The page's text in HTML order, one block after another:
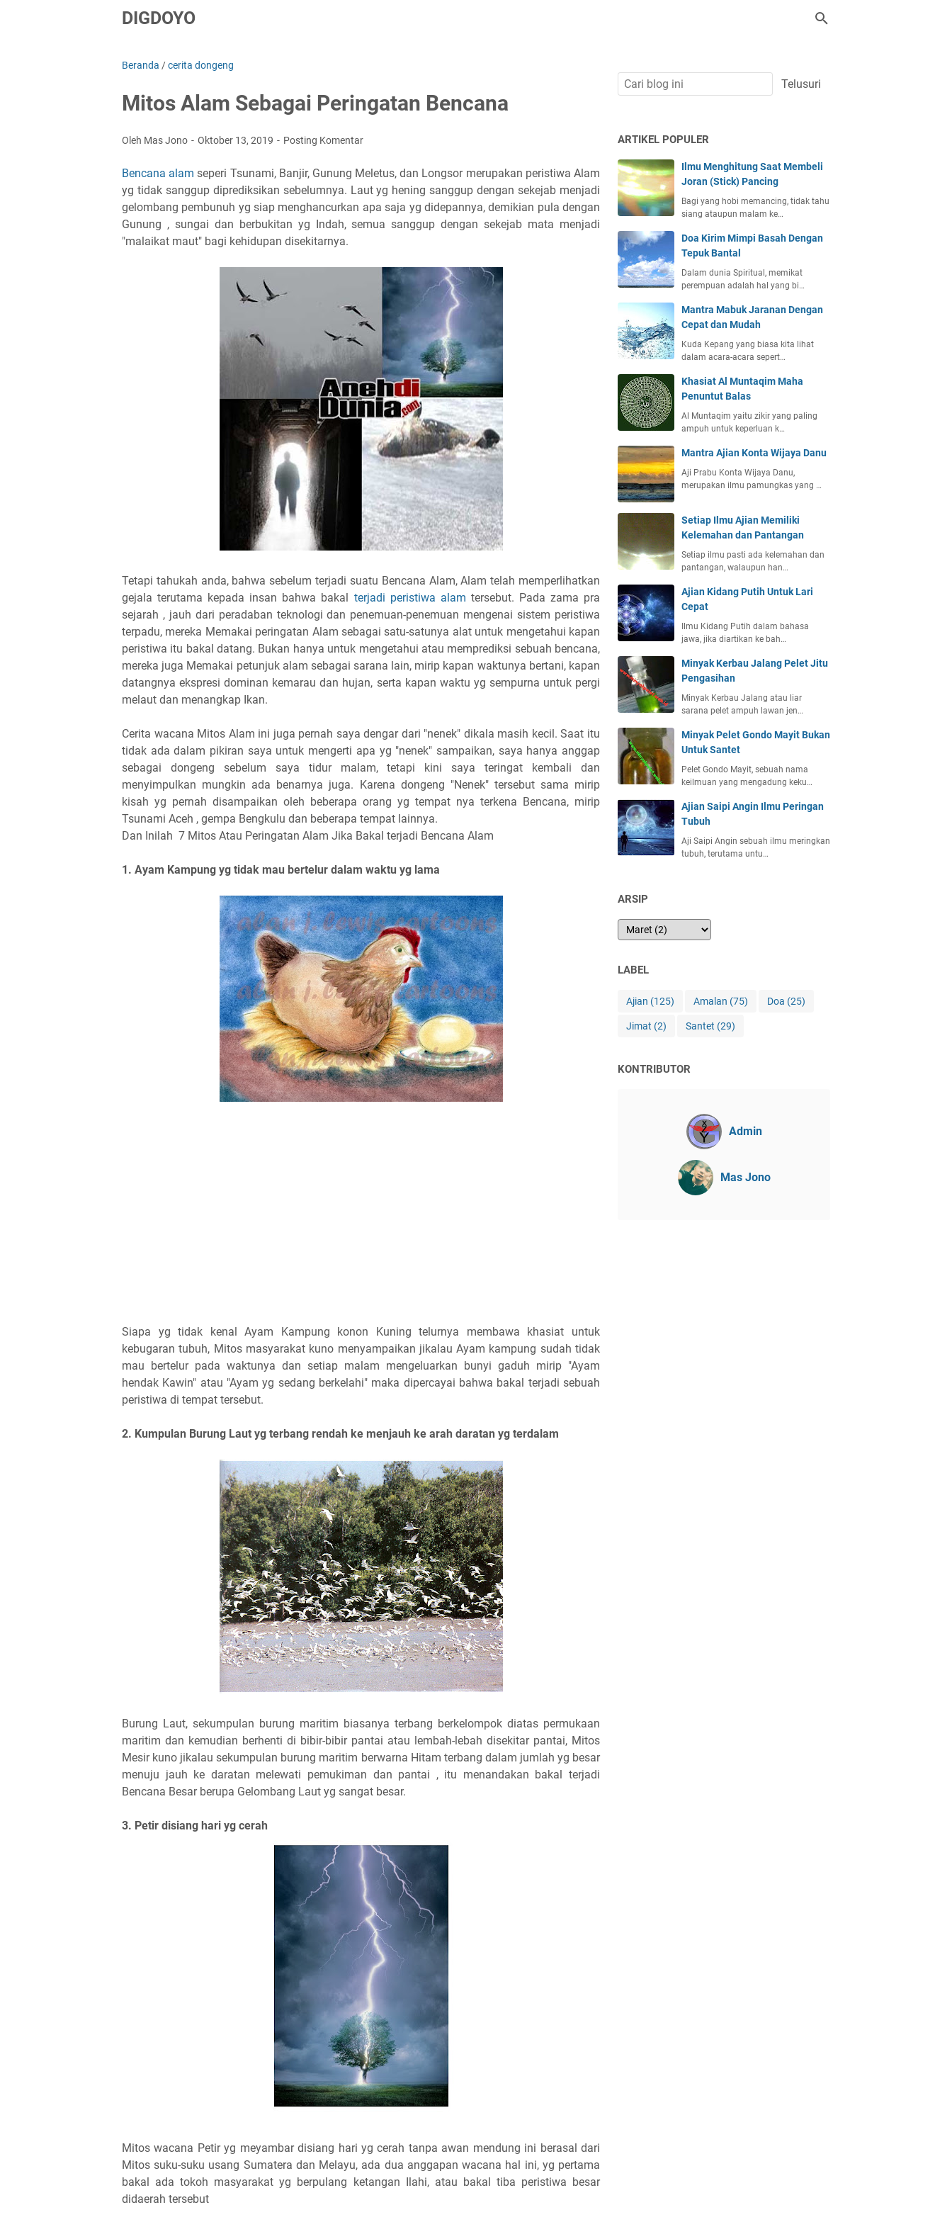
DIGDOYO
Beranda /cerita dongeng
Mitos Alam Sebagai Peringatan Bencana
Oleh Mas Jono Oktober 13, 2019 Posting Komentar
Bencana alam seperi Tsunami, Banjir, Gunung Meletus, dan Longsor merupakan peristiwa Alam
yg tidak sanggup diprediksikan sebelumnya. Laut yg hening sanggup dengan sekejab menjadi
gelombang pembunuh yg siap menghancurkan apa saja yg didepannya, demikian pula dengan
Gunung , sungai dan berbukitan yg Indah, semua sanggup dengan sekejab mata menjadi
"malaikat maut" bagi kehidupan disekitarnya.
Tetapi tahukah anda, bahwa sebelum terjadi suatu Bencana Alam, Alam telah memperlihatkan
gejala terutama kepada insan bahwa bakal terjadi peristiwa alam tersebut. Pada zama pra
sejarah , jauh dari peradaban teknologi dan penemuan-penemuan mengenai sistem peristiwa
terpadu, mereka Memakai peringatan Alam sebagai satu-satunya alat untuk mengetahui kapan
peristiwa itu bakal datang. Bukan hanya untuk mengetahui atau memprediksi sebuah bencana,
mereka juga Memakai petunjuk alam sebagai sarana lain, mirip kapan waktunya bertani, kapan
datangnya ekspresi dominan kemarau dan hujan, serta kapan waktu yg sempurna untuk pergi
melaut dan menangkap Ikan.
Cerita wacana Mitos Alam ini juga pernah saya dengar dari "nenek" dikala masih kecil. Saat itu
tidak ada dalam pikiran saya untuk mengerti apa yg "nenek" sampaikan, saya hanya anggap
sebagai dongeng sebelum saya tidur malam, tetapi kini saya teringat kembali dan
menyimpulkan mungkin ada benarnya juga. Karena dongeng "Nenek" tersebut sama mirip
kisah yg pernah disampaikan oleh beberapa orang yg tempat nya terkena Bencana, mirip
Tsunami Aceh , gempa Bengkulu dan beberapa tempat lainnya.
Dan Inilah 7 Mitos Atau Peringatan Alam Jika Bakal terjadi Bencana Alam
1. Ayam Kampung yg tidak mau bertelur dalam waktu yg lama
Siapa yg tidak kenal Ayam Kampung konon Kuning telurnya membawa khasiat untuk
kebugaran tubuh, Mitos masyarakat kuno menyampaikan jikalau Ayam kampung sudah tidak
mau bertelur pada waktunya dan setiap malam mengeluarkan bunyi gaduh mirip "Ayam
hendak Kawin" atau "Ayam yg sedang berkelahi" maka dipercayai bahwa bakal terjadi sebuah
peristiwa di tempat tersebut.
2. Kumpulan Burung Laut yg terbang rendah ke menjauh ke arah daratan yg terdalam
Burung Laut, sekumpulan burung maritim biasanya terbang berkelompok diatas permukaan
maritim dan kemudian berhenti di bibir-bibir pantai atau lembah-lebah disekitar pantai, Mitos
Mesir kuno jikalau sekumpulan burung maritim berwarna Hitam terbang dalam jumlah yg besar
menuju jauh ke daratan melewati pemukiman dan pantai , itu menandakan bakal terjadi
Bencana Besar berupa Gelombang Laut yg sangat besar.
3. Petir disiang hari yg cerah
Mitos wacana Petir yg meyambar disiang hari yg cerah tanpa awan mendung ini berasal dari
Mitos suku-suku usang Sumatera dan Melayu, ada dua anggapan wacana hal ini, yg pertama
bakal ada tokoh masyarakat yg berpulang ketangan Ilahi, atau bakal tiba peristiwa besar
didaerah tersebut
ARTIKEL POPULER
Ilmu Menghitung Saat Membeli
Joran (Stick) Pancing
Bagi yang hobi memancing, tidak tahu
siang ataupun malam ke…
Doa Kirim Mimpi Basah Dengan
Tepuk Bantal
Dalam dunia Spiritual, memikat
perempuan adalah hal yang bi…
Mantra Mabuk Jaranan Dengan
Cepat dan Mudah
Kuda Kepang yang biasa kita lihat
dalam acara-acara sepert…
Khasiat Al Muntaqim Maha
Penuntut Balas
Al Muntaqim yaitu zikir yang paling
ampuh untuk keperluan k…
Mantra Ajian Konta Wijaya Danu
Aji Prabu Konta Wijaya Danu,
merupakan ilmu pamungkas yang …
Setiap Ilmu Ajian Memiliki
Kelemahan dan Pantangan
Setiap ilmu pasti ada kelemahan dan
pantangan, walaupun han…
Ajian Kidang Putih Untuk Lari
Cepat
Ilmu Kidang Putih dalam bahasa
jawa, jika diartikan ke bah…
Minyak Kerbau Jalang Pelet Jitu
Pengasihan
Minyak Kerbau Jalang atau liar
sarana pelet ampuh lawan jen…
Minyak Pelet Gondo Mayit Bukan
Untuk Santet
Pelet Gondo Mayit, sebuah nama
keilmuan yang mengadung keku…
Ajian Saipi Angin Ilmu Peringan
Tubuh
Aji Saipi Angin sebuah ilmu meringkan
tubuh, terutama untu…
ARSIP
LABEL
Ajian (125) Amalan (75) Doa (25)
Jimat (2) Santet (29)
KONTRIBUTOR
Admin
Mas Jono